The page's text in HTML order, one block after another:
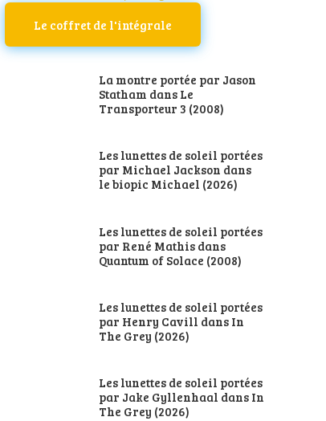
Le coffret de l'intégrale
La montre portée par Jason
Statham dans Le
Transporteur 3 (2008)
Les lunettes de soleil portées
par Michael Jackson dans
le biopic Michael (2026)
Les lunettes de soleil portées
par René Mathis dans
Quantum of Solace (2008)
Les lunettes de soleil portées
par Henry Cavill dans In
The Grey (2026)
Les lunettes de soleil portées
par Jake Gyllenhaal dans In
The Grey (2026)